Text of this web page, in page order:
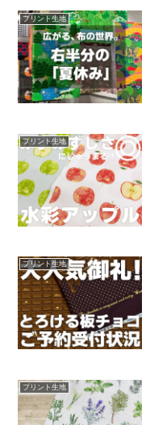
プリント生地
プリント生地
プリント生地
プリント生地